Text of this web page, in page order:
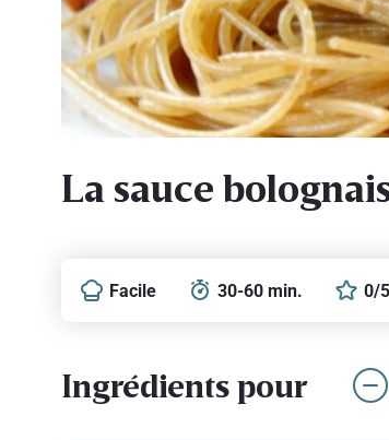
La sauce
Facile 30-60 min. 0/5
Ingrédients pour